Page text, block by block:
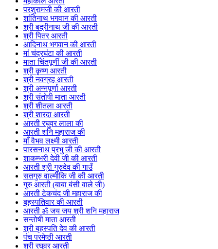
परशुरामजी की आरती
शांतिनाथ भगवान की आरती
श्री बद्रीनाथ जी की आरती
श्री पितर आरती
आदिनाथ भगवान की आरती
मां चंद्रघंटा की आरती
माता चिंतपूर्णी जी की आरती
श्री कृष्ण आरती
श्री नवग्रह आरती
श्री अन्नपूर्णा आरती
श्री संतोषी माता आरती
श्री शीतला आरती
श्री शारदा आरती
आरती रघुवर लाला की
आरती शनि महाराज की
माँ वैभव लक्ष्मी आरती
पारसनाथ प्रभु जी की आरती
शाकम्भरी देवी जी की आरती
आरती श्री गुरुदेव की गाउँ
सतगुरु वाल्मीकि जी की आरती
गुरु आरती (बाबा बंसी वाले जी)
आरती टेकचंद जी महाराज की
बृहस्पतिवार की आरती
आरती ॐ जय जय श्री शनि महाराज
सन्तोषी माता आरती
श्री बृहस्पति देव की आरती
पंच परमेष्ठी आरती
श्री रघुवर आरती